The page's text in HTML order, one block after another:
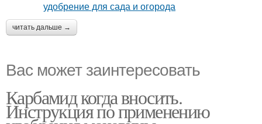
читать дальше →
Вас может заинтересовать
Карбамид когда вносить.
Инструкция по применению